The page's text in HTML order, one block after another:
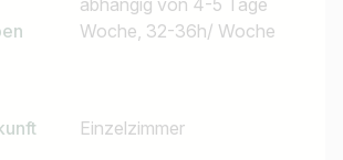
Woche, 32-36h/ Woche
Einzelzimmer